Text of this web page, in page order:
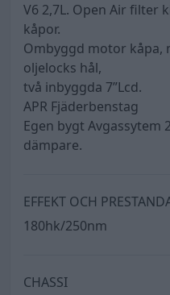
V6 2,7L. Open Air filter
kåpor.
Ombyggd motor kåpa,
oljelocks hål,
två inbyggda 7”Lcd.
APR Fjäderbenstag
Egen bygt Avgassytem
dämpare.
EFFEKT OCH
180hk/250nm
CHASSI